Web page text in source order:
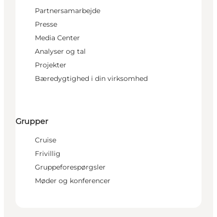
Partnersamarbejde
Presse
Media Center
Analyser og tal
Projekter
Bæredygtighed i din virksomhed
Grupper
Cruise
Frivillig
Gruppeforespørgsler
Møder og konferencer